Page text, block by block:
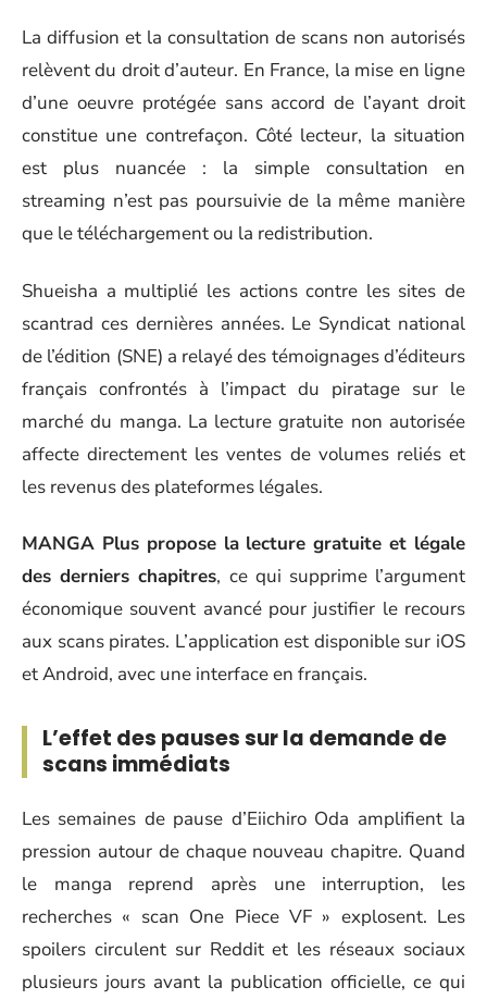
La diffusion et la consultation de scans non autorisés
relèvent du droit d’auteur. En France, la mise en ligne
d’une oeuvre protégée sans accord de l’ayant droit
constitue une contrefaçon. Côté lecteur, la situation
est plus nuancée : la simple consultation en
streaming n’est pas poursuivie de la même manière
que le téléchargement ou la redistribution.
Shueisha a multiplié les actions contre les sites de
scantrad ces dernières années. Le Syndicat national
de l’édition (SNE) a relayé des témoignages d’éditeurs
français confrontés à l’impact du piratage sur le
marché du manga. La lecture gratuite non autorisée
affecte directement les ventes de volumes reliés et
les revenus des plateformes légales.
MANGA Plus propose la lecture gratuite et légale
des derniers chapitres, ce qui supprime l’argument
économique souvent avancé pour justifier le recours
aux scans pirates. L’application est disponible sur iOS
et Android, avec une interface en français.
L’effet des pauses sur la demande de
scans immédiats
Les semaines de pause d’Eiichiro Oda amplifient la
pression autour de chaque nouveau chapitre. Quand
le manga reprend après une interruption, les
recherches « scan One Piece VF » explosent. Les
spoilers circulent sur Reddit et les réseaux sociaux
plusieurs jours avant la publication officielle, ce qui